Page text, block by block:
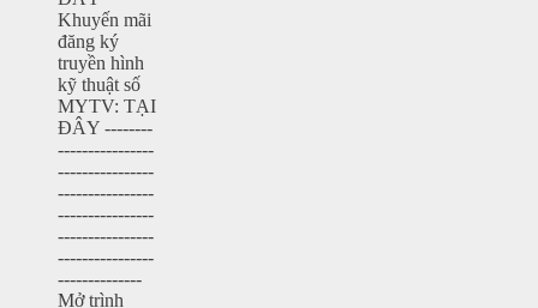
Khuyến mãi
đăng ký
truyền hình
kỹ thuật số
MYTV: TẠI
ĐÂY --------
----------------
----------------
----------------
----------------
----------------
----------------
--------------
Mở trình